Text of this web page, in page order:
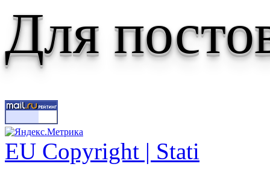
Для
EU Copyright | Stati